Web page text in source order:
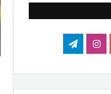
اینستاگرام
تلگرام